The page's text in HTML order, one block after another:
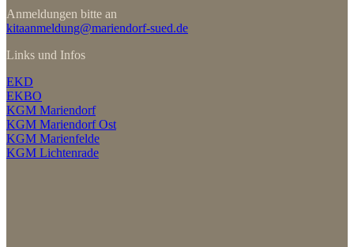
Anmeldungen bitte an
kitaanmeldung@mariendorf-sued.de
Links und Infos
EKD
EKBO
KGM Mariendorf
KGM Mariendorf Ost
KGM Marienfelde
KGM Lichtenrade